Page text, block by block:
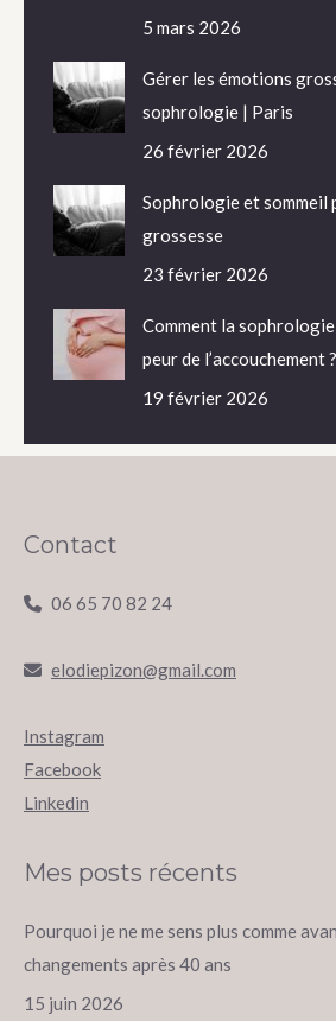
5 mars 2026
Gérer les émotions
sophrologie | Paris
26 février 2026
Sophrologie et sommeil
grossesse
23 février 2026
Comment la
peur de l’accouchement ?
19 février 2026
Contact
06 65 70 82 24
elodiepizon@gmail.com
Instagram
Facebook
Linkedin
Mes posts récents
Pourquoi je ne me sens plus comme
changements après 40 ans
15 juin 2026